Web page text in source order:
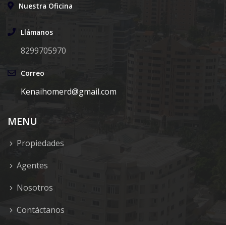
Nuestra Oficina
Llámanos
8299705970
Correo
Kenaihomerd@gmail.com
MENU
Propiedades
Agentes
Nosotros
Contáctanos